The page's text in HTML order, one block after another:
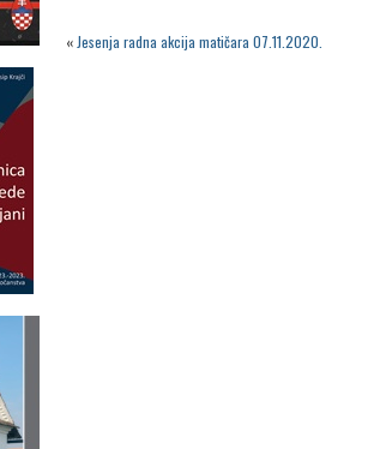
« Jesenja radna akcija matičara 07.11.2020.